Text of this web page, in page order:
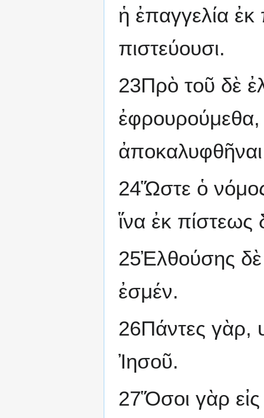
ἡ ἐπαγγελία ἐκ
πιστεύουσι.
23Πρὸ τοῦ δὲ
ἐφρουρούμεθα,
24Ὥστε ὁ
ἵνα ἐκ πίστεως
25Ἐλθούσης δὲ
ἐσμέν.
26Πάντες γὰρ,
Ἰησοῦ.
27Ὅσοι γὰρ